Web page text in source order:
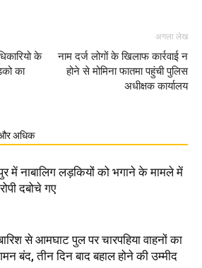
के
का
अगला लेख
नाम दर्ज लोगों के खिलाफ कार्रवाई न
होने से मोमिना फातमा पहुंची पुलिस
अधीक्षक कार्यालय
अधिक
में नाबालिग लड़कियों को भगाने के मामले में
दबोचे गए
से आमघाट पुल पर चारपहिया वाहनों का
बंद, तीन दिन बाद बहाल होने की उम्मीद